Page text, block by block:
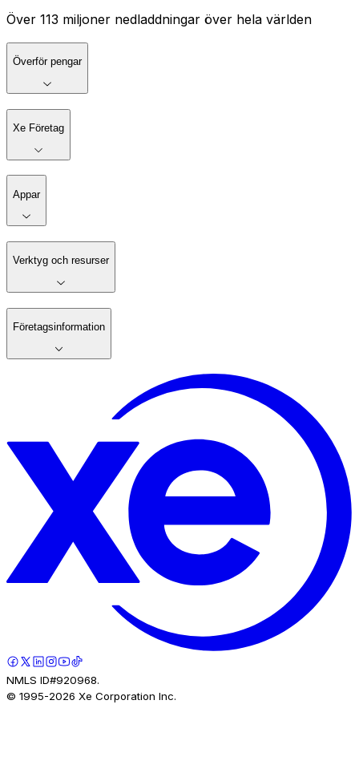
Över 113 miljoner nedladdningar över hela världen
Överför pengar
Xe Företag
Appar
Verktyg och resurser
Företagsinformation
NMLS ID#920968.
© 1995-2026 Xe Corporation Inc.